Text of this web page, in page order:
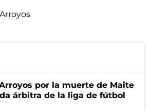
por la muerte de Maite
árbitra de la liga de fútbol